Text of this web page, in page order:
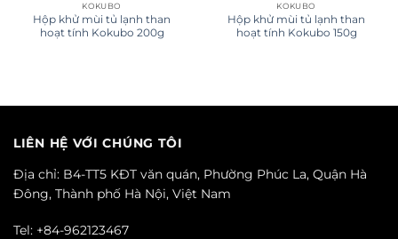
KOKUBO
Hộp khử mùi tủ lạnh than
hoạt tính Kokubo 200g
KOKUBO
Hộp khử mùi tủ lạnh than
hoạt tính Kokubo 150g
LIÊN HỆ VỚI CHÚNG TÔI
Địa chỉ: B4-TT5 KĐT văn quán, Phường Phúc La, Quận Hà
Đông, Thành phố Hà Nội, Việt Nam
Tel: +84-962123467